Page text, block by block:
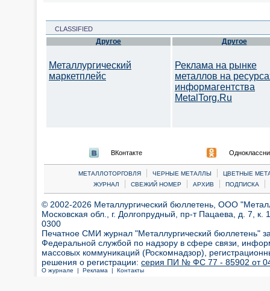
CLASSIFIED
Другое
Металлургический
маркетплейс
Другое
Реклама на рынке
металлов на
информагентства
MetalTorg.Ru
ВКонтакте
МЕТАЛЛОТОРГОВЛЯ | ЧЕРНЫЕ МЕТАЛЛЫ |
ЦВЕТНЫЕ
ЖУРНАЛ
| СВЕЖИЙ НОМЕР | АРХИВ | ПОДПИСКА |
© 2002-2026 Металлургический бюллетень, ООО
Московская обл., г. Долгопрудный, пр-т Пацаева, д. 7,
0300
Печатное СМИ журнал "Металлургический бюллетень"
Федеральной службой по надзору в сфере связи,
массовых коммуникаций (Роскомнадзор),
решения о регистрации: серия ПИ № ФС 77 - 85902 от 04
О журнале | Реклама | Контакты